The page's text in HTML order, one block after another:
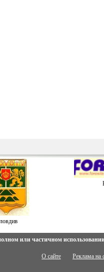
или частичном
О сайте Реклама на